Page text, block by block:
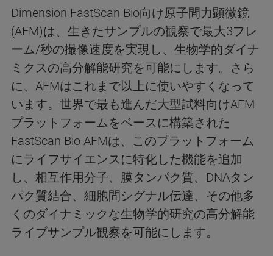
Dimension FastScan Bio向け原子間力顕微鏡
(AFM)は、生きたサンプルの観察で最大3フレ
ーム/秒の撮像速度を実現し、生物学的ダイナ
ミクスの高分解能研究を可能にします。さら
に、AFMはこれまで以上に使いやすくなって
います。世界で最も進んだ大型試料向けAFM
プラットフォームをベースに構築された
FastScan Bio AFMは、このプラットフォーム
にライフサイエンスに特化した機能を追加
し、相互作用分子、膜タンパク質、DNAタン
パク質結合、細胞間シグナル伝達、その他多
くのダイナミックな生物学的研究の高分解能
ライブサンプル観察を可能にします。